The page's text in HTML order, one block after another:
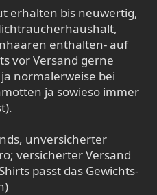
erhalten bis neuwertig,
enthalten- auf
vor Versand gerne
normalerweise bei
ja sowieso immer
unversicherter
versicherter Versand
passt das Gewichts-